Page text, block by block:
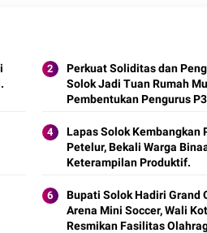
Perkuat Soliditas dan
Solok Jadi Tuan Rumah
Pembentukan Pengurus
Lapas Solok Kembangkan
Petelur, Bekali Warga
Keterampilan Produktif.
Bupati Solok Hadiri Grand
Arena Mini Soccer, Wali
Resmikan Fasilitas